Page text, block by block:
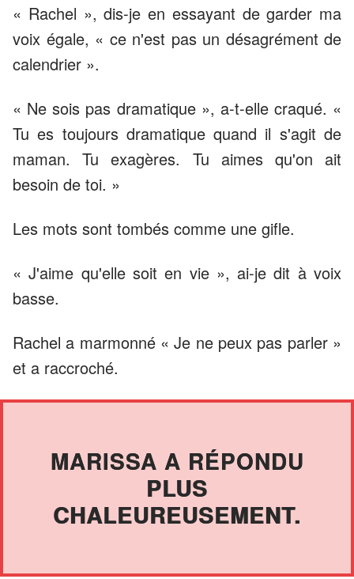
« Rachel », dis-je en essayant de garder ma
voix égale, « ce n'est pas un désagrément de
calendrier ».
« Ne sois pas dramatique », a-t-elle craqué. «
Tu es toujours dramatique quand il s'agit de
maman. Tu exagères. Tu aimes qu'on ait
besoin de toi. »
Les mots sont tombés comme une gifle.
« J'aime qu'elle soit en vie », ai-je dit à voix
basse.
Rachel a marmonné « Je ne peux pas parler »
et a raccroché.
MARISSA A RÉPONDU
PLUS
CHALEUREUSEMENT.